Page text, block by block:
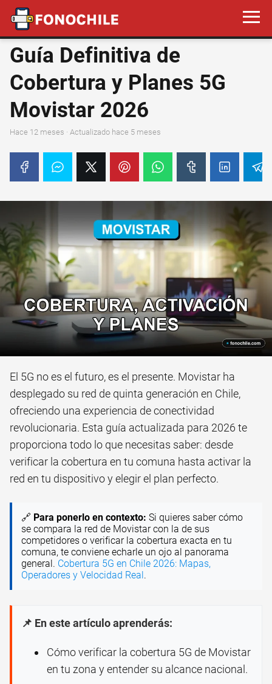
Guía Definitiva de
Cobertura y Planes 5G
Movistar 2026
hace 12 meses · Actualizado hace 5 meses
El 5G no es el futuro, es el presente. Movistar ha
desplegado su red de quinta generación en Chile,
ofreciendo una experiencia de conectividad
revolucionaria. Esta guía actualizada para 2026 te
proporciona todo lo que necesitas saber: desde
verificar la cobertura en tu comuna hasta activar la
red en tu dispositivo y elegir el plan perfecto.
🔗 Para ponerlo en contexto: Si quieres saber cómo
se compara la red de Movistar con la de sus
competidores o verificar la cobertura exacta en tu
comuna, te conviene echarle un ojo al panorama
general. Cobertura 5G en Chile 2026: Mapas,
Operadores y Velocidad Real.
📌 En este artículo aprenderás:
Cómo verificar la cobertura 5G de Movistar
en tu zona y entender su alcance nacional.